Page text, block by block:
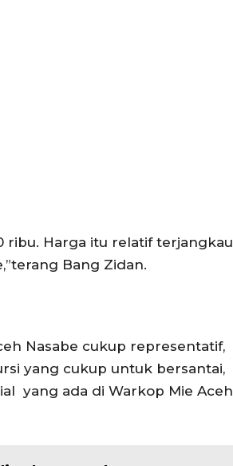
ribu. Harga itu relatif terjangkau
Bang Zidan.
Nasabe cukup representatif,
yang cukup untuk bersantai,
yang ada di Warkop Mie Aceh